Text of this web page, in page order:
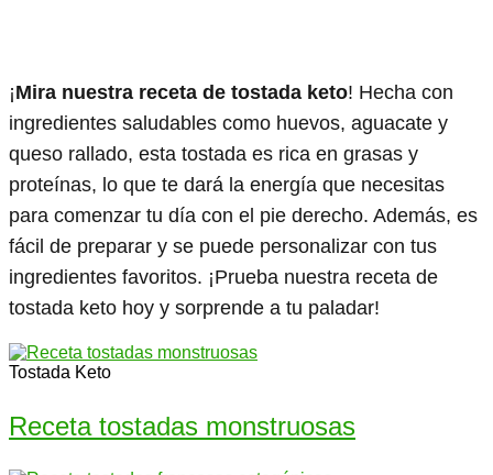
¡Mira nuestra receta de tostada keto! Hecha con
ingredientes saludables como huevos, aguacate y
queso rallado, esta tostada es rica en grasas y
proteínas, lo que te dará la energía que necesitas
para comenzar tu día con el pie derecho. Además, es
fácil de preparar y se puede personalizar con tus
ingredientes favoritos. ¡Prueba nuestra receta de
tostada keto hoy y sorprende a tu paladar!
Tostada Keto
Receta tostadas monstruosas